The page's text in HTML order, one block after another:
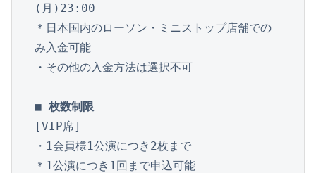
(月)23:00
＊日本国内のローソン・ミニストップ店舗での
み入金可能
・その他の入金方法は選択不可
■ 枚数制限
[VIP席]
・1会員様1公演につき2枚まで
＊1公演につき1回まで申込可能